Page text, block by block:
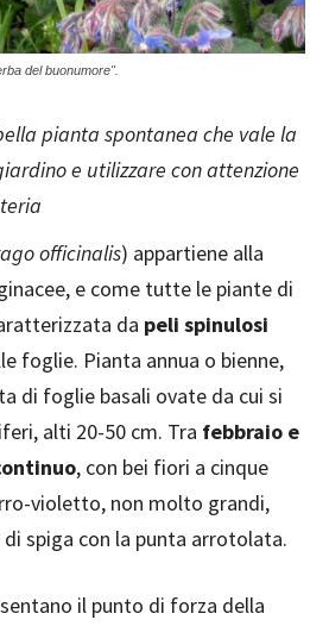
del buonumore".
pianta spontanea che vale la
e utilizzare con attenzione
officinalis) appartiene alla
e come tutte le piante di
da peli spinulosi
foglie. Pianta annua o bienne,
di foglie basali ovate da cui si
alti 20-50 cm. Tra febbraio e
, con bei fiori a cinque
violetto, non molto grandi,
spiga con la punta arrotolata.
il punto di forza della